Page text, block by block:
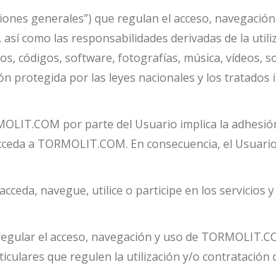
generales”) que regulan el acceso,
como las responsabilidades derivadas de la
códigos, software, fotografías, música, vídeos,
protegida por las leyes nacionales y los
por parte del Usuario implica la
a TORMOLIT.COM. En consecuencia, el
navegue, utilice o participe en los servicios
el acceso, navegación y uso de
que regulen la utilización y/o contratación